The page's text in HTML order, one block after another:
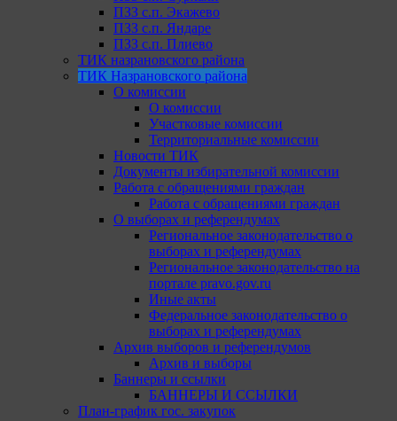
ПЗЗ с.п. Экажево
ПЗЗ с.п. Яндаре
ПЗЗ с.п. Плиево
ТИК назрановского района
ТИК Назрановского района
О комиссии
О комиссии
Участковые комиссии
Территориальные комиссии
Новости ТИК
Документы избирательной комиссии
Работа с обращениями граждан
Работа с обращениями граждан
О выборах и референдумах
Региональное законодательство о
выборах и референдумах
Региональное законодательство на
портале pravo.gov.ru
Иные акты
Федеральное законодательство о
выборах и референдумах
Архив выборов и референдумов
Архив и выборы
Баннеры и ссылки
БАННЕРЫ И ССЫЛКИ
План-график гос. закупок